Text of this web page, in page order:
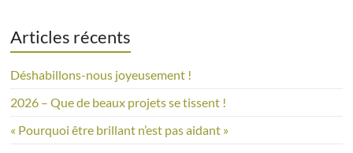
Articles récents
Déshabillons-nous joyeusement !
2026 – Que de beaux projets se tissent !
« Pourquoi être brillant n’est pas aidant »